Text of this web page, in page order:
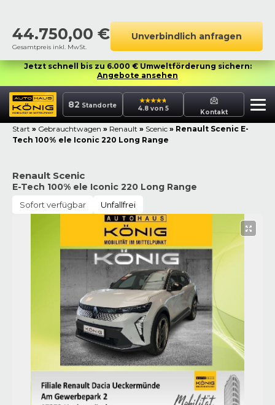
44.750,00 €
Gesamtpreis inkl. MwSt.
Unverbindlich anfragen
Jetzt schnell bis zu 6.000 € Umweltförderung sichern:
Angebote ansehen
82 Standorte 4.8 von 5 Kontakt
Start » Gebrauchtwagen » Renault » Scenic » Renault Scenic E-
Tech 100% ele Iconic 220 Long Range
Renault Scenic
E-Tech 100% ele Iconic 220 Long Range
Sofort verfügbar Unfallfrei